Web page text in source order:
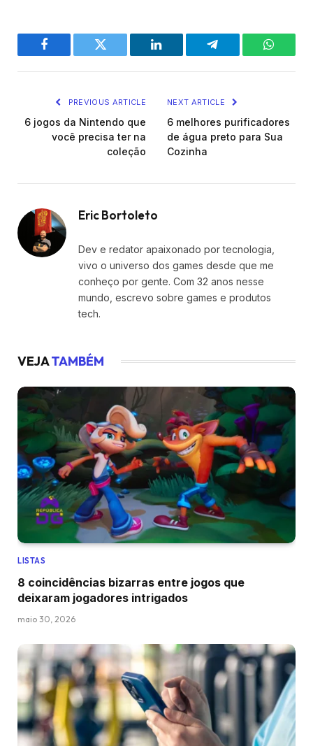
Facebook Twitter LinkedIn Telegram
PREVIOUS ARTICLE
6 jogos da Nintendo que
você precisa ter na
coleção
NEXT ARTICLE
6 melhores purificadores
de água preto para Sua
Cozinha
Eric Bortoleto
Dev e redator apaixonado por tecnologia,
vivo o universo dos games desde que me
conheço por gente. Com 32 anos nesse
mundo, escrevo sobre games e produtos
tech.
VEJATAMBÉM
LISTAS
8 coincidências bizarras entre jogos que
deixaram jogadores intrigados
maio 30, 2026